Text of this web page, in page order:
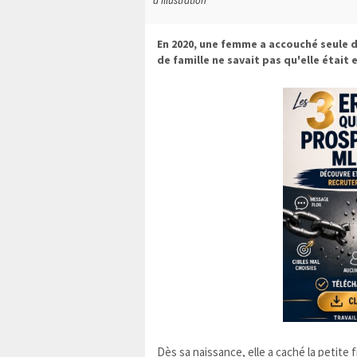
En 2020, une femme a accouché
de famille ne savait pas qu'elle était
Dès sa naissance, elle a caché la